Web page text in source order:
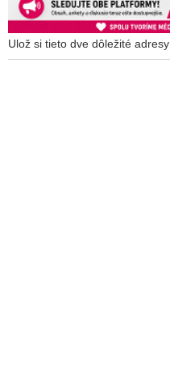
Ulož si tieto dve dôležité adresy